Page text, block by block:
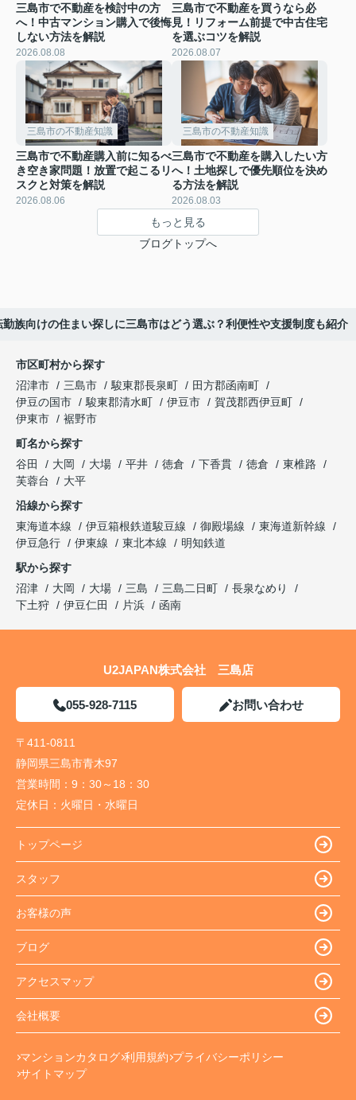
三島市で不動産を検討中の方
へ！中古マンション購入で後悔
しない方法を解説
2026.08.08
三島市で不動産を買うなら必
見！リフォーム前提で中古住宅
を選ぶコツを解説
2026.08.07
三島市の不動産知識
三島市で不動産購入前に知るべ
き空き家問題！放置で起こるリ
スクと対策を解説
2026.08.06
三島市の不動産知識
三島市で不動産を購入したい方
へ！土地探しで優先順位を決め
る方法を解説
2026.08.03
もっと見る
ブログトップへ
勤族向けの住まい探しに三島市はどう選ぶ？利便性や支援制度も紹介
市区町村から探す
沼津市
三島市 駿東郡長泉町
田方郡函南町
伊豆の国市
駿東郡清水町 伊豆市
賀茂郡西伊豆町
伊東市
裾野市
町名から探す
谷田
大岡 大場 平井 徳倉 下香貫 徳倉
東椎路
芙蓉台
大平
沿線から探す
東海道本線
伊豆箱根鉄道駿豆線 御殿場線
東海道新幹線
伊豆急行
伊東線 東北本線
明知鉄道
駅から探す
沼津
大岡 大場 三島 三島二日町
長泉なめり
下土狩
伊豆仁田 片浜 函南
U2JAPAN株式会社 三島店
055-928-7115 お問い合わせ
〒411-0811
静岡県三島市青木97
営業時間： 9：30～18：30
定休日： 火曜日・水曜日
トップページ
スタッフ
お客様の声
ブログ
アクセスマップ
会社概要
マンションカタログ 利用規約 プライバシーポリシー
サイトマップ